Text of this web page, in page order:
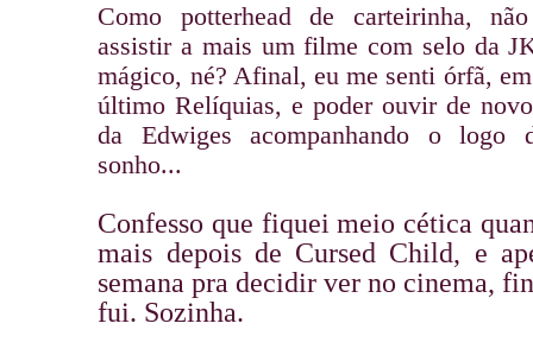
Como potterhead de carteirinha,
assistir a mais um filme com selo da
mágico, né? Afinal, eu me senti órfã,
último Relíquias, e poder ouvir de
da Edwiges acompanhando o logo
sonho...
Confesso que fiquei meio cética
mais depois de Cursed Child, e
semana pra decidir ver no cinema,
fui. Sozinha.